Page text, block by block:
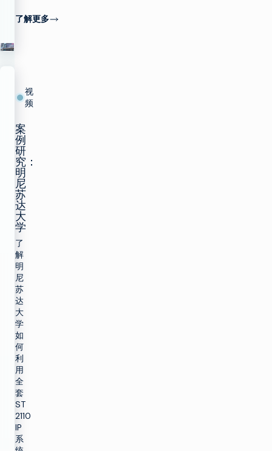
了解更多
视
频
案
例
研
究：
明
尼
苏
达
大
学
了
解
明
尼
苏
达
大
学
如
何
利
用
全
套
ST
2110
IP
系